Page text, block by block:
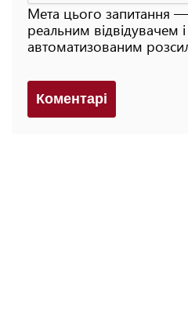
Мета цього запитання
реальним відвідувачем і
автоматизованим
Коментарi